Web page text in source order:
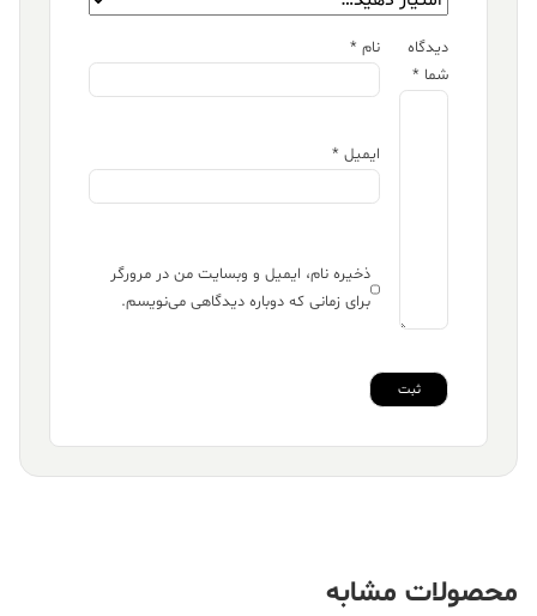
دیدگاه
شما *
نام *
ایمیل *
ذخیره نام، ایمیل و وبسایت من در مرورگر
برای زمانی که دوباره دیدگاهی می‌نویسم.
محصولات مشابه